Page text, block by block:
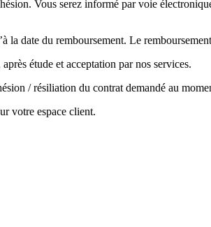
Vous serez informé par voie
la date du remboursement. Le
étude et acceptation par nos services.
/ résiliation du contrat demandé au
votre espace client.